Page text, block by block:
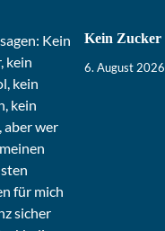
Kein Zucker
6. August 2026